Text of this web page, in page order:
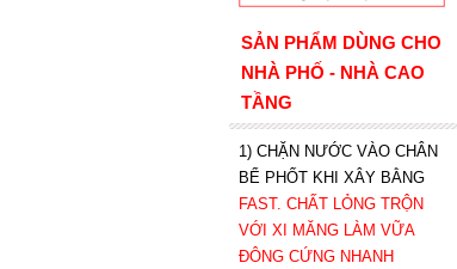
SẢN PHẨM DÙNG CHO
NHÀ PHỐ - NHÀ CAO
TẦNG
1) CHẶN NƯỚC VÀO CHÂN
BỂ PHỐT KHI XÂY BẰNG
FAST. CHẤT LỎNG TRỘN
VỚI XI MĂNG LÀM VỮA
ĐÔNG CỨNG NHANH